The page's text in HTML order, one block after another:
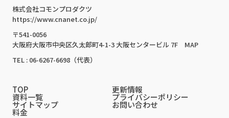
株式会社コモンプロダクツ
https://www.cnanet.co.jp/
〒541-0056
大阪府大阪市中央区久太郎町4-1-3 大阪センタービル 7F
MAP
TEL : 06-6267-6698（代表）
TOP 更新情報
資料一覧 プライバシーポリシー
サイトマップ お問い合わせ
料金